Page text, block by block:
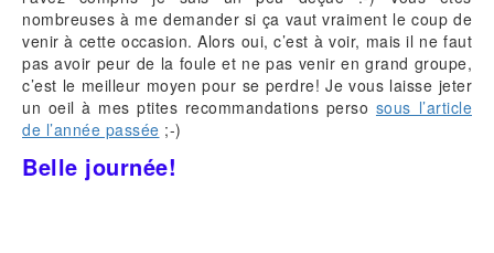
nombreuses à me demander si ça vaut vraiment le coup de
venir à cette occasion. Alors oui, c’est à voir, mais il ne faut
pas avoir peur de la foule et ne pas venir en grand groupe,
c’est le meilleur moyen pour se perdre! Je vous laisse jeter
un oeil à mes ptites recommandations perso sous l’article
de l’année passée ;-)
Belle journée!